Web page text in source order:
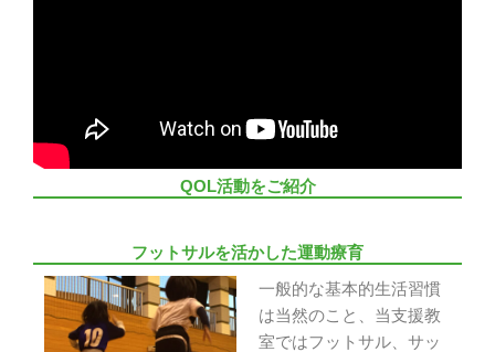
QOL活動をご紹介
フットサルを活かした運動療育
一般的な基本的生活習慣
は当然のこと、当支援教
室ではフットサル、サッ